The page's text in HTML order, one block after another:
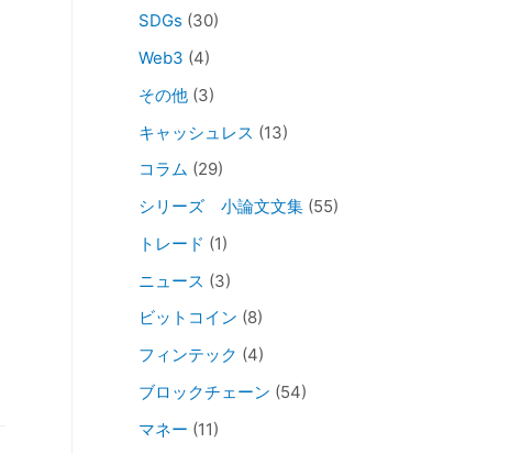
SDGs (30)
Web3 (4)
その他 (3)
キャッシュレス (13)
コラム (29)
シリーズ 小論文文集 (55)
トレード (1)
ニュース (3)
ビットコイン (8)
フィンテック (4)
ブロックチェーン (54)
マネー (11)